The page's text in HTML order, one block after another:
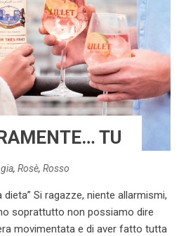
TU
,Rosè,Rosso
dieta” Si ragazze, niente allarmismi,
soprattutto non possiamo dire
movimentata e di aver fatto tutta